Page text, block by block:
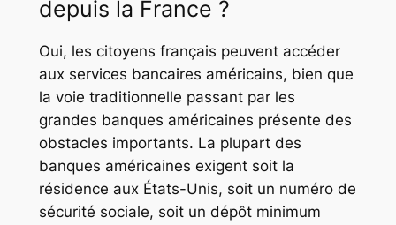
depuis la France ?
Oui, les citoyens français peuvent accéder
aux services bancaires américains, bien que
la voie traditionnelle passant par les
grandes banques américaines présente des
obstacles importants. La plupart des
banques américaines exigent soit la
résidence aux États-Unis, soit un numéro de
sécurité sociale, soit un dépôt minimum